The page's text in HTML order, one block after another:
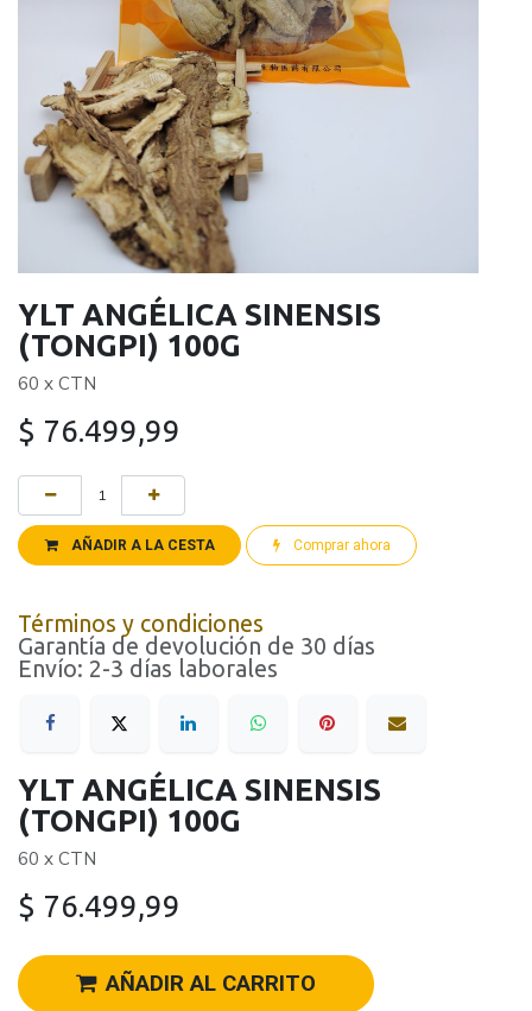
YLT ANGÉLICA SINENSIS
(TONGPI) 100G
60 x CTN
$ 76.499,99
AÑADIR A LA CESTA Comprar ahora
Términos y condiciones
Garantía de devolución de 30 días
Envío: 2-3 días laborales
YLT ANGÉLICA SINENSIS
(TONGPI) 100G
60 x CTN
$ 76.499,99
AÑADIR AL CARRITO